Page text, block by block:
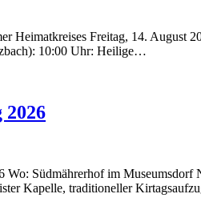
Heimatkreises Freitag, 14. August
10:00 Uhr: Heilige…
Wo: Südmährerhof im
Kapelle, traditioneller